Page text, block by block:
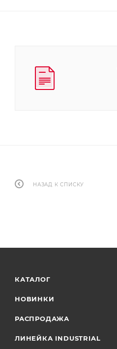
НАЗАД К СПИСКУ
КАТАЛОГ
НОВИНКИ
РАСПРОДАЖА
ЛИНЕЙКА INDUSTRIAL